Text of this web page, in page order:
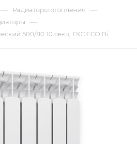
— Радиаторы отопления —
—
500/80 10 секц. ГКС ECO Bi